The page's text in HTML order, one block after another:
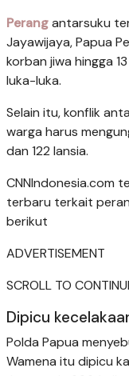
Perangantarsuku
Jayawijaya, Papua
korban jiwa hingga
luka-luka.
Selain itu, konflik
warga harus
dan 122 lansia.
CNNIndonesia.com
terbaru terkait
berikut
ADVERTISEMENT
SCROLL TO
Dipicu
Polda Papua
Wamena itu dipicu